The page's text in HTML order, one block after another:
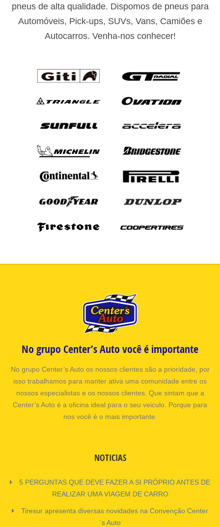
pneus de alta qualidade. Dispomos de pneus para
Automóveis, Pick-ups, SUVs, Vans, Camiões e
Autocarros. Venha-nos conhecer!
No grupo Center’s Auto você é importante
No grupo Center’s Auto os nossos clientes são a prioridade, por
isso trabalhamos para manter ativa uma comunidade entre os
nossos especialistas e os nossos clientes. Que sintam que a
Center’s Auto é a oficina ideal para o seu veiculo. Porque para
nos você é o mais importante.
NOTICIAS
5 PERGUNTAS QUE DEVE FAZER A SI PRÓPRIO ANTES DE
REALIZAR UMA VIAGEM DE CARRO
Tiresur apresenta diversas novidades na Convenção Center
´s Auto